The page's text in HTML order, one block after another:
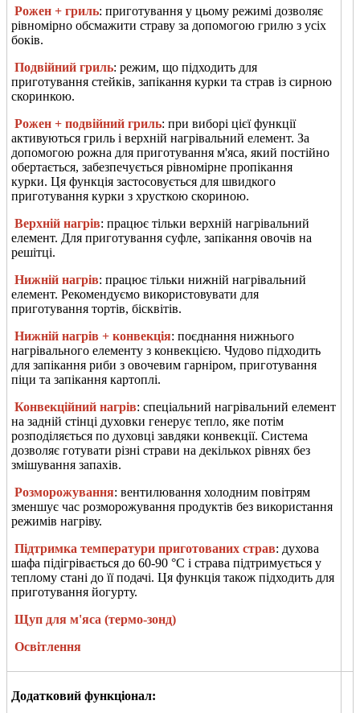
Рожен + гриль: приготування у цьому режимі дозволяє
рівномірно обсмажити страву за допомогою грилю з усіх
боків.
Подвійний гриль: режим, що підходить для
приготування стейків, запікання курки та страв із сирною
скоринкою.
Рожен + подвійний гриль: при виборі цієї функції
активуються гриль і верхній нагрівальний елемент. За
допомогою рожна для приготування м'яса, який постійно
обертається, забезпечується рівномірне пропікання
курки. Ця функція застосовується для швидкого
приготування курки з хрусткою скориною.
Верхній нагрів: працює тільки верхній нагрівальний
елемент. Для приготування суфле, запікання овочів на
решітці.
Нижній нагрів: працює тільки нижній нагрівальний
елемент. Рекомендуємо використовувати для
приготування тортів, бісквітів.
Нижній нагрів + конвекція: поєднання нижнього
нагрівального елементу з конвекцією. Чудово підходить
для запікання риби з овочевим гарніром, приготування
піци та запікання картоплі.
Конвекційний нагрів: спеціальний нагрівальний елемент
на задній стінці духовки генерує тепло, яке потім
розподіляється по духовці завдяки конвекції. Система
дозволяє готувати різні страви на декількох рівнях без
змішування запахів.
Розморожування: вентилювання холодним повітрям
зменшує час розморожування продуктів без використання
режимів нагріву.
Підтримка температури приготованих страв: духова
шафа підігрівається до 60-90 °C і страва підтримується у
теплому стані до її подачі. Ця функція також підходить для
приготування йогурту.
Щуп для м'яса (термо-зонд)
Освітлення
Додатковий функціонал: